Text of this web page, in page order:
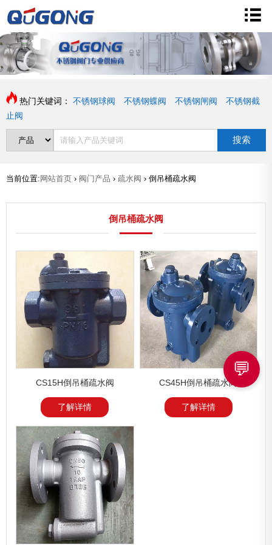
热门关键词： 不锈钢球阀 不锈钢蝶阀 不锈钢闸阀
不锈钢截
止阀
搜索
当前位置: 网站首页 › 阀门产品 › 疏水阀 › 倒吊桶疏水阀
倒吊桶疏水阀
CS15H倒吊桶疏水阀
了解详情
CS45H倒吊桶疏水阀
了解详情
💬